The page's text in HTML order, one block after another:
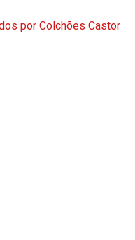
por Colchões Castor